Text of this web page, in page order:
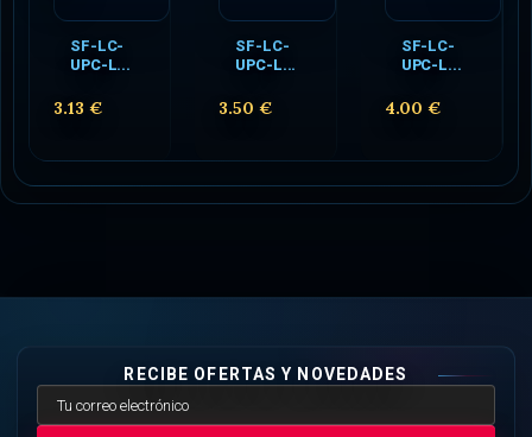
SF-LC-
UPC-L...
3.13 €
SF-LC-
UPC-L...
3.50 €
SF-LC-
UPC-L...
4.00 €
RECIBE OFERTAS Y NOVEDADES